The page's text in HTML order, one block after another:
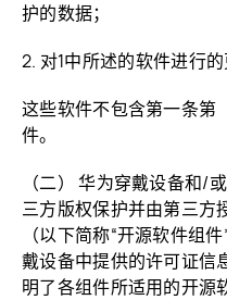
护的数据；
2. 对1中所述的软件进行的
这些软件不包含第一条第
件。
（二） 华为穿戴设备和/
三方版权保护并由第三方
（以下简称“开源软件组
戴设备中提供的许可证信
明了各组件所适用的开源